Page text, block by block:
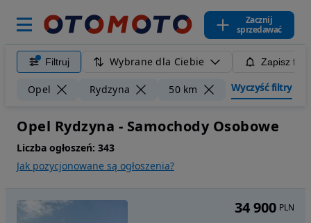
Zacznij
sprzedawać
Filtruj Wybrane dla Ciebie Zapisz
Opel Rydzyna 50 km Wyczyść filtry
Opel Rydzyna - Samochody Osobowe
Liczba ogłoszeń: 343
Jak pozycjonowane są ogłoszenia?
34 900 PLN